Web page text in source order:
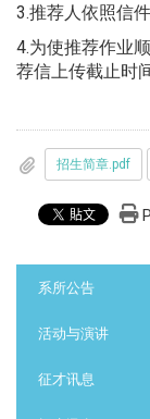
3.推荐人依照信
4.为使推荐作业
荐信上传截止时
招生简章.pdf
系所公告
活动与演讲
征才讯息